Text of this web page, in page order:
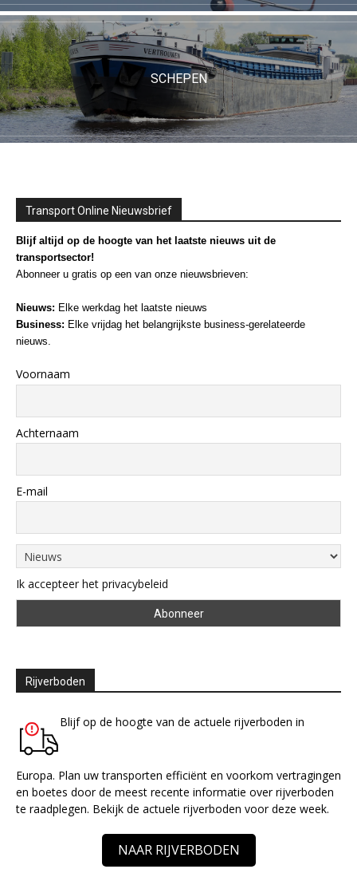
SCHEPEN
Transport Online Nieuwsbrief
Blijf altijd op de hoogte van het laatste nieuws uit de
transportsector!
Abonneer u gratis op een van onze nieuwsbrieven:
Nieuws: Elke werkdag het laatste nieuws
Business: Elke vrijdag het belangrijkste business-gerelateerde
nieuws.
Voornaam
Achternaam
E-mail
Ik accepteer het privacybeleid
Rijverboden
Blijf op de hoogte van de actuele rijverboden in
Europa. Plan uw transporten efficiënt en voorkom vertragingen
en boetes door de meest recente informatie over rijverboden
te raadplegen. Bekijk de actuele rijverboden voor deze week.
NAAR RIJVERBODEN